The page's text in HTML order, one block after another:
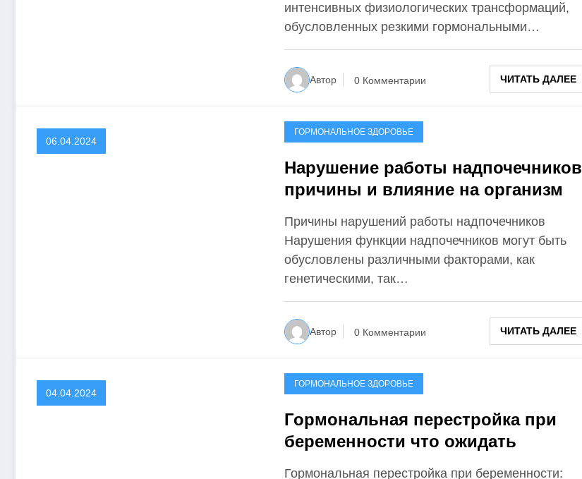
интенсивных физиологических трансформаций,
обусловленных резкими гормональными…
Автор 0 Комментарии ЧИТАТЬ ДАЛЕЕ
06.04.2024
ГОРМОНАЛЬНОЕ ЗДОРОВЬЕ
Нарушение работы надпочечников
причины и влияние на организм
Причины нарушений работы надпочечников
Нарушения функции надпочечников могут быть
обусловлены различными факторами, как
генетическими, так…
Автор 0 Комментарии ЧИТАТЬ ДАЛЕЕ
04.04.2024
ГОРМОНАЛЬНОЕ ЗДОРОВЬЕ
Гормональная перестройка при
беременности что ожидать
Гормональная перестройка при беременности: